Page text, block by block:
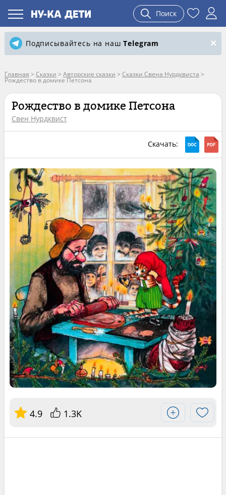
Поиск
Подписывайтесь на нашTelegram
Главная > Сказки > Авторские сказки > Сказки Свена Нурдквиста >
Рождество в домике Петсона
Рождество в домике Петсона
Свен Нурдквист
Скачать:
4.9 1.3K